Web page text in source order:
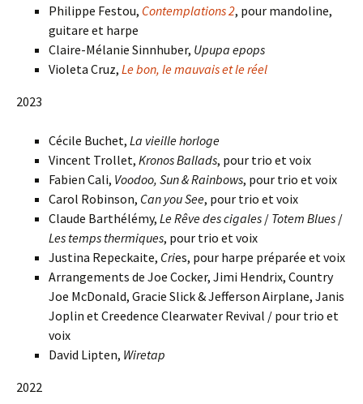
Philippe Festou, Contemplations 2, pour mandoline,
guitare et harpe
Claire-Mélanie Sinnhuber, Upupa epops
Violeta Cruz, Le bon, le mauvais et le réel
2023
Cécile Buchet, La vieille horloge
Vincent Trollet, Kronos Ballads, pour trio et voix
Fabien Cali, Voodoo, Sun & Rainbows, pour trio et voix
Carol Robinson, Can you See, pour trio et voix
Claude Barthélémy, Le Rêve des cigales / Totem Blues /
Les temps thermiques, pour trio et voix
Justina Repeckaite, Cries, pour harpe préparée et voix
Arrangements de Joe Cocker, Jimi Hendrix, Country
Joe McDonald, Gracie Slick & Jefferson Airplane, Janis
Joplin et Creedence Clearwater Revival / pour trio et
voix
David Lipten, Wiretap
2022